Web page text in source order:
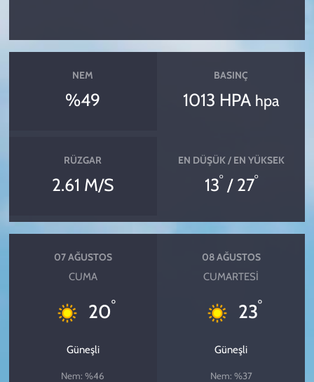
NEM
%49
BASINÇ
1013 HPA hpa
RÜZGAR
2.61 M/S
EN DÜŞÜK / EN YÜKSEK
13°/ 27°
07 AĞUSTOS
CUMA
20°
Güneşli
Nem: %46
08 AĞUSTOS
CUMARTESI
23°
Güneşli
Nem: %37